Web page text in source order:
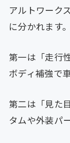
アルトワーク
に分かれます。
第一は「走行
ボディ補強で
第二は「見た
タムや外装パ